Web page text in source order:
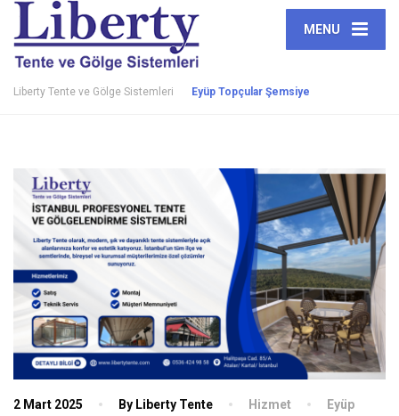
MENU
Liberty Tente ve Gölge Sistemleri Eyüp Topçular Şemsiye
2 Mart 2025 By Liberty Tente Hizmet
Eyüp